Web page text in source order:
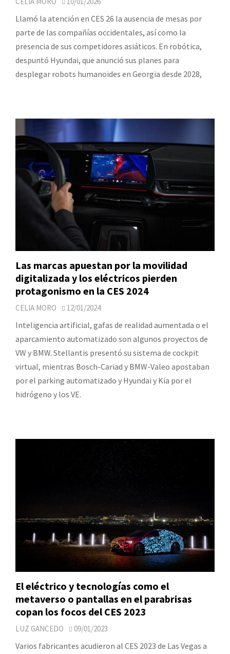
Llamó la atención en CES 26 la ausencia de mesas por
parte de las compañías occidentales, así como la
presencia de sus competidores asiáticos. En robótica,
despuntó Hyundai, que anunció sus planes para
desplegar robots humanoides en Georgia desde 2028,
Las marcas apuestan por la movilidad
digitalizada y los eléctricos pierden
protagonismo en la CES 2024
CELIA MORO 12/01/2024
Inteligencia artificial, gafas de realidad aumentada o el
aparcamiento automatizado son algunos proyectos de
VW y BMW. Stellantis presentó su sistema de cockpit
virtual, mientras Bosch-Cariad y BMW-Valeo apostaban
por el parking automatizado y Hyundai y Kia por el
hidrógeno y los VE.
El eléctrico y tecnologías como el
metaverso o pantallas en el parabrisas
copan los focos del CES 2023
LUZ GANCEDO 09/01/2023
Varios fabricantes acudieron al CES 2023 de Las Vegas a